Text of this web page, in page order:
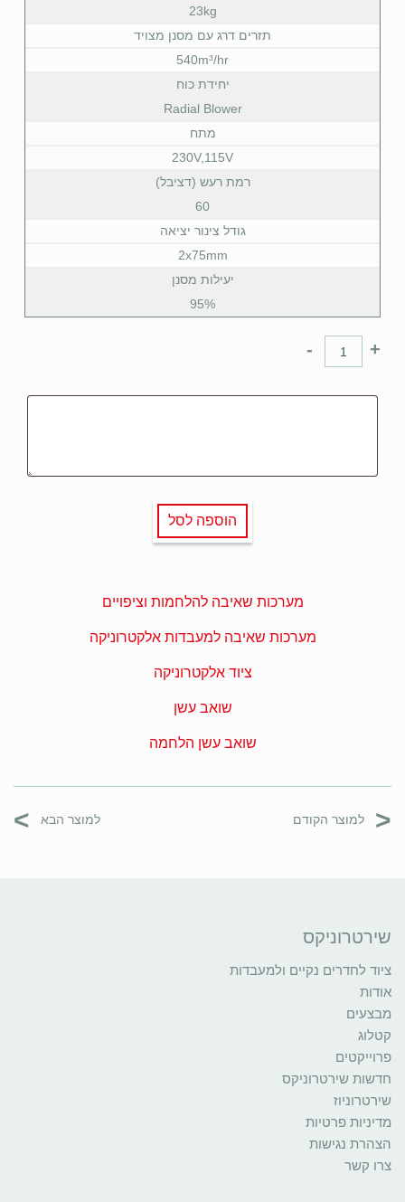
23kg
תזרים דרג עם מסנן מצויד
540m³/hr
יחידת כוח
Radial Blower
מתח
230V,115V
רמת רעש (דציבל)
60
גודל צינור יציאה
2x75mm
יעילות מסנן
‫95%
+
-
הוספה לסל
מערכות שאיבה להלחמות וציפויים
מערכות שאיבה למעבדות אלקטרוניקה
ציוד אלקטרוניקה
שואב עשן
שואב עשן הלחמה
< למוצר הקודם למוצר הבא >
שירטרוניקס
ציוד לחדרים נקיים ולמעבדות
אודות
מבצעים
קטלוג
פרוייקטים
חדשות שירטרוניקס
שירטרוניוז
מדיניות פרטיות
הצהרת נגישות
צרו קשר